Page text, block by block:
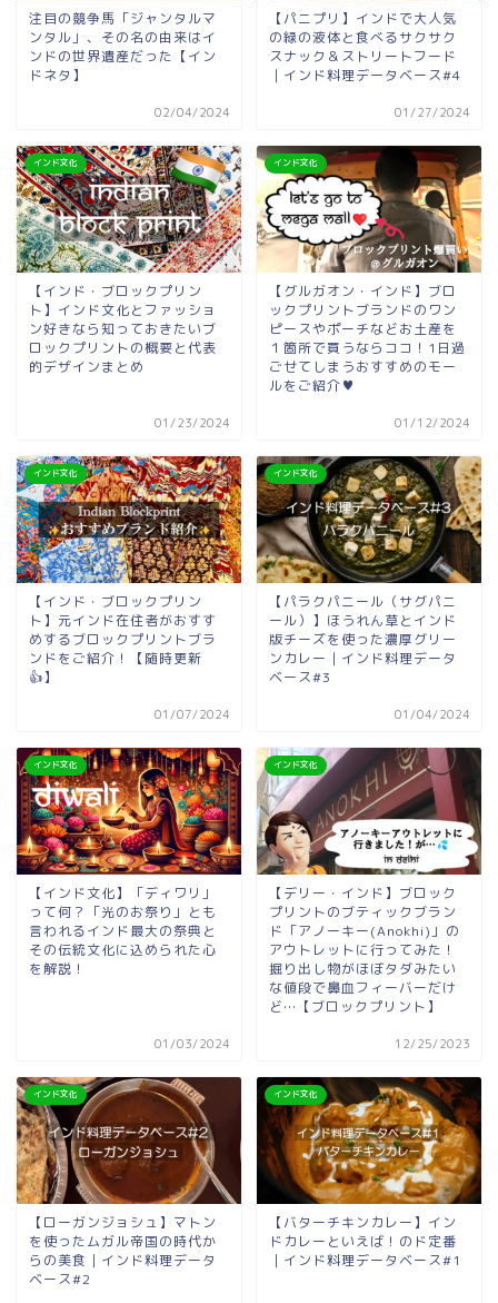
注目の競争馬「ジャンタルマ
ンタル」、その名の由来はイ
ンドの世界遺産だった【イン
ドネタ】
02/04/2024
【パニプリ】インドで大人気
の緑の液体と食べるサクサク
スナック＆ストリートフード
｜インド料理データベース#4
01/27/2024
インド文化
【インド・ブロックプリン
ト】インド文化とファッショ
ン好きなら知っておきたいブ
ロックプリントの概要と代表
的デザインまとめ
01/23/2024
インド文化
【グルガオン・インド】ブロ
ックプリントブランドのワン
ピースやポーチなどお土産を
１箇所で買うならココ！1日過
ごせてしまうおすすめのモー
ルをご紹介♥
01/12/2024
インド文化
【インド・ブロックプリン
ト】元インド在住者がおすす
めするブロックプリントブラ
ンドをご紹介！【随時更新
👍】
01/07/2024
インド文化
【パラクパニール（サグパニ
ール）】ほうれん草とインド
版チーズを使った濃厚グリー
ンカレー｜インド料理データ
ベース#3
01/04/2024
インド文化
【インド文化】「ディワリ」
って何？「光のお祭り」とも
言われるインド最大の祭典と
その伝統文化に込められた心
を解説！
01/03/2024
インド文化
【デリー・インド】ブロック
プリントのブティックブラン
ド「アノーキー(Anokhi)」の
アウトレットに行ってみた！
掘り出し物がほぼタダみたい
な値段で鼻血フィーバーだけ
ど…【ブロックプリント】
12/25/2023
インド文化
【ローガンジョシュ】マトン
を使ったムガル帝国の時代か
らの美食｜インド料理データ
ベース#2
インド文化
【バターチキンカレー】イン
ドカレーといえば！のド定番
｜インド料理データベース#1